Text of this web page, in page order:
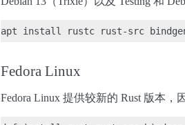
Fedora Linux
Fedora Linux 提供较新的 Rust 版本，